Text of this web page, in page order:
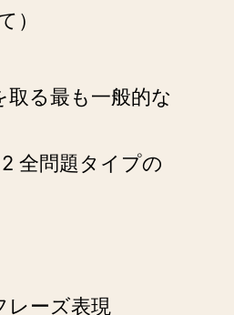
）
取る最も一般的な
全問題タイプの
レーズ表現